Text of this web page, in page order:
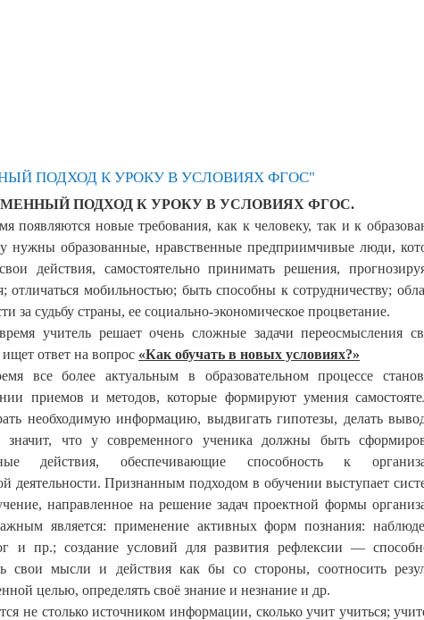
ПОДХОД К УРОКУ В УСЛОВИЯХ ФГОС"
ПОДХОД К УРОКУ В УСЛОВИЯХ ФГОС.
появляются новые требования, как к человеку, так и к
нужны образованные, нравственные предприимчивые люди,
действия, самостоятельно принимать решения,
отличаться мобильностью; быть способны к сотрудничеству;
за судьбу страны, ее социально-экономическое процветание.
учитель решает очень сложные задачи переосмысления
ответ на вопрос «Как обучать в новых условиях?»
все более актуальным в образовательном процессе
приемов и методов, которые формируют умения
необходимую информацию, выдвигать гипотезы, делать
значит, что у современного ученика должны быть
действия, обеспечивающие способность к
деятельности. Признанным подходом в обучении выступает
направленное на решение задач проектной формы
является: применение активных форм познания:
и пр.; создание условий для развития рефлексии —
свои мысли и действия как бы со стороны, соотносить
целью, определять своё знание и незнание и др.
не столько источником информации, сколько учит учиться;